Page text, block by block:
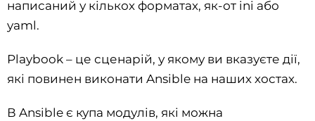
написаний у кількох форматах, як-от ini або
yaml.
Playbook – це сценарій, у якому ви вказуєте дії,
які повинен виконати Ansible на наших хостах.
В Ansible є купа модулів, які можна